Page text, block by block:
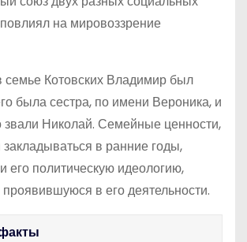
на мировоззрение
семье Котовских Владимир был
была сестра, по имени Вероника, и
звали Николай. Семейные ценности,
в ранние годы,
его политическую идеологию,
в его деятельности.